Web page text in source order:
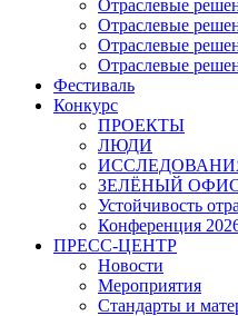
Отраслевые
Отраслевые
Отраслевые
Отраслевые
Фестиваль
Конкурс
ПРОЕКТЫ
ЛЮДИ
ЗЕЛЁНЫЙ
Устойчивость
Конференция
ПРЕСС-ЦЕНТР
Новости
Мероприятия
Стандарты и